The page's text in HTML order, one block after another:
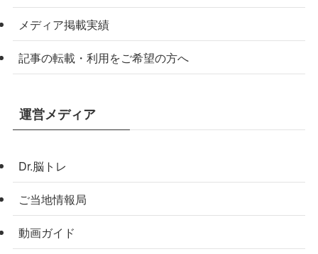
メディア掲載実績
記事の転載・利用をご希望の方へ
運営メディア
Dr.脳トレ
ご当地情報局
動画ガイド